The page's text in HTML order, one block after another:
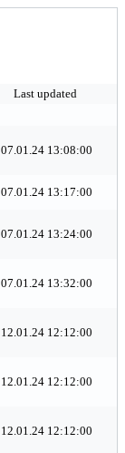
Last updated
07.01.24 13:08:00
07.01.24 13:17:00
07.01.24 13:24:00
07.01.24 13:32:00
12.01.24 12:12:00
12.01.24 12:12:00
12.01.24 12:12:00